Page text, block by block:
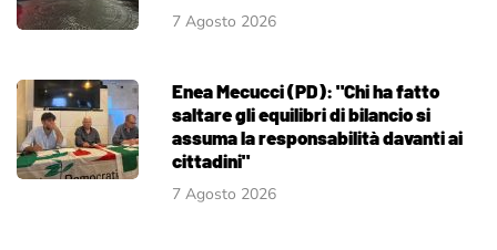
7 Agosto 2026
Enea Mecucci (PD): "Chi ha fatto
saltare gli equilibri di bilancio si
assuma la responsabilità davanti ai
cittadini"
7 Agosto 2026